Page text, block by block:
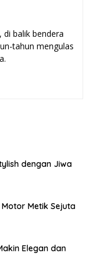
balik bendera
tahun mengulas
dengan Jiwa
Motor Metik Sejuta
Elegan dan